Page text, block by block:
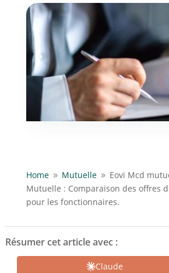
Home 9 Mutuelle 9 Eovi Mcd
Mutuelle : Comparaison des offres
pour les fonctionnaires.
Résumer cet article avec :
Claude